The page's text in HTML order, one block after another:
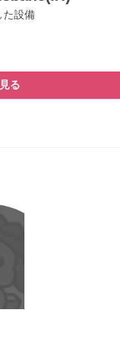
た設備
る